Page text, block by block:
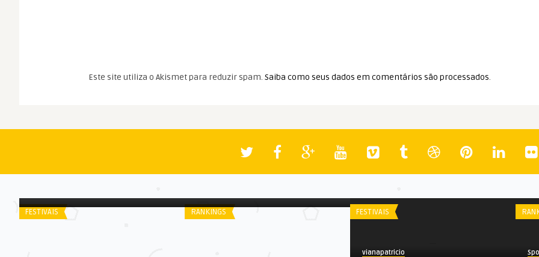
Este site utiliza o Akismet para reduzir spam. Saiba como seus dados em comentários são processados.
FESTIVAIS RANKINGS FESTIVAIS
vianapatricio